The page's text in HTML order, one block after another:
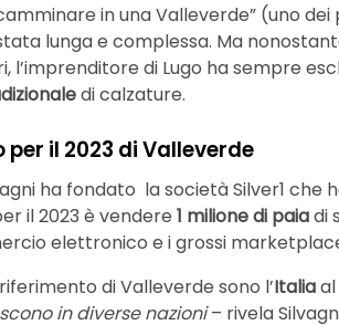
in una Valleverde” (uno
lunga e complessa. Ma
l’imprenditore di Lugo ha sempre
di calzature.
per il 2023 di Valleverde
ha fondato la società Silver1
il 2023 è vendere 1 milione di paiadi
elettronico e i grossi
di Valleverde sono l’Italiaal
in diverse nazioni– rivela